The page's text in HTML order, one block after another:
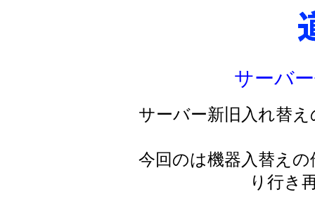
サーバ
サーバー新旧入れ替
今回のは機器入替え
り行き